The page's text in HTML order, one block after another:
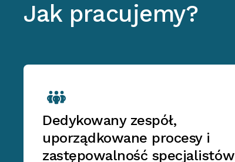
Jak pracujemy?
Dedykowany zespół,
uporządkowane procesy i
zastępowalność specjalistów